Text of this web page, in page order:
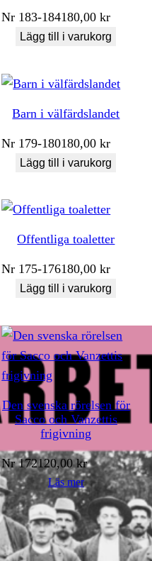
Nr 183-184180,00kr
Lägg till i varukorg
Barn i välfärdslandet
Nr 179-180180,00kr
Lägg till i varukorg
Offentliga toaletter
Nr 175-176180,00kr
Lägg till i varukorg
Den svenska rörelsen för
Sacco och Vanzettis
frigivning
Nr 172120,00kr
Läs mer